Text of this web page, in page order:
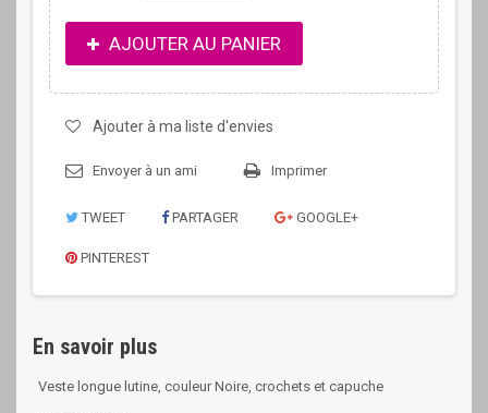
AJOUTER AU PANIER
Ajouter à ma liste d'envies
Envoyer à un ami Imprimer
TWEET PARTAGER GOOGLE+
PINTEREST
En savoir plus
Veste longue lutine, couleur Noire, crochets et capuche